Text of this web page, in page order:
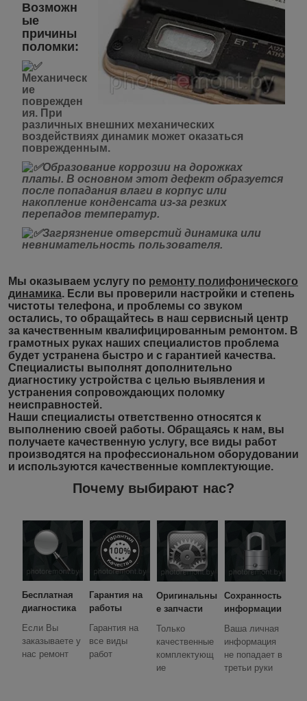
Возможн
ые
причины
поломки:
Механическ
ие
поврежден
ия. При
различных внешних механических
воздействиях динамик может оказаться
поврежденным.
Образование коррозии на дорожках
платы. В основном этот дефект образуется
после попадания влаги в корпус или
накопление конденсата из-за резких
перепадов температур.
Загрязнение отверстий динамика или
невнимательность пользователя.
Мы оказываем услугу по ремонту полифонического
динамика. Если вы проверили настройки и степень
чистоты телефона, и проблемы со звуком
остались, то обращайтесь в наш сервисный центр
за качественным квалифицированным ремонтом. В
грамотных руках наших специалистов проблема
будет устранена быстро и с гарантией качества.
Специалисты выполнят дополнительно
диагностику устройства с целью выявления и
устранения сопровождающих поломку
неисправностей.
Наши специалисты ответственно относятся к
выполнению своей работы. Обращаясь к нам, вы
получаете качественную услугу, все виды работ
производятся на профессиональном оборудовании
и используются качественные комплектующие.
Почему выбирают нас?
Бесплатная
диагностика
Если Вы
заказываете у
нас ремонт
Гарантия на
работы
Гарантия на
все виды
работ
Оригинальны
е запчасти
Только
качественные
комплектующ
ие
Сохранность
информации
Ваша личная
информация
не попадает в
третьи руки